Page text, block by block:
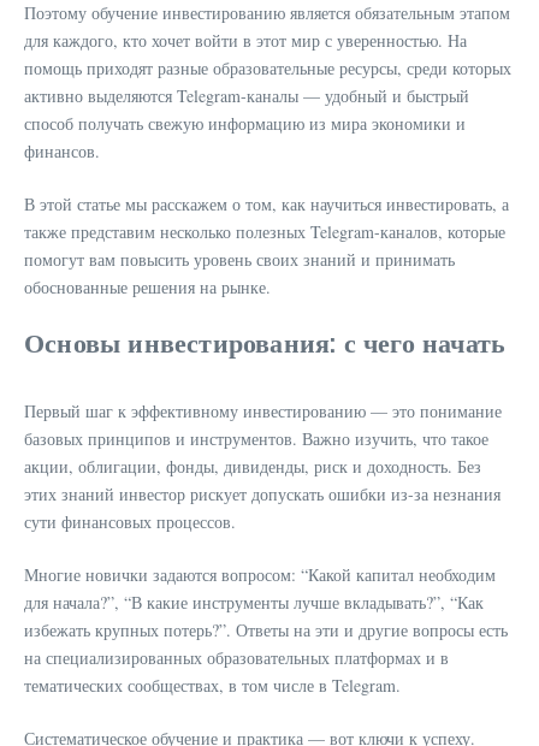
Поэтому обучение инвестированию является обязательным этапом
для каждого, кто хочет войти в этот мир с уверенностью. На
помощь приходят разные образовательные ресурсы, среди которых
активно выделяются Telegram-каналы — удобный и быстрый
способ получать свежую информацию из мира экономики и
финансов.
В этой статье мы расскажем о том, как научиться инвестировать, а
также представим несколько полезных Telegram-каналов, которые
помогут вам повысить уровень своих знаний и принимать
обоснованные решения на рынке.
Основы инвестирования: с чего начать
Первый шаг к эффективному инвестированию — это понимание
базовых принципов и инструментов. Важно изучить, что такое
акции, облигации, фонды, дивиденды, риск и доходность. Без
этих знаний инвестор рискует допускать ошибки из-за незнания
сути финансовых процессов.
Многие новички задаются вопросом: “Какой капитал необходим
для начала?”, “В какие инструменты лучше вкладывать?”, “Как
избежать крупных потерь?”. Ответы на эти и другие вопросы есть
на специализированных образовательных платформах и в
тематических сообществах, в том числе в Telegram.
Систематическое обучение и практика — вот ключи к успеху.